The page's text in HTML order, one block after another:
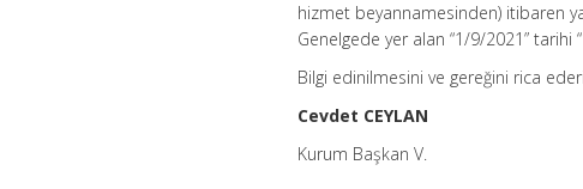
hizmet beyannamesinden) itibaren
Genelgede yer alan “1/9/2021” tarihi
Bilgi edinilmesini ve gereğini rica
Cevdet CEYLAN
Kurum Başkan V.